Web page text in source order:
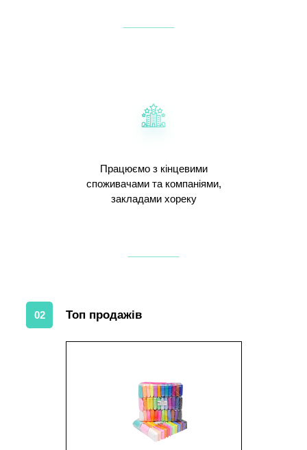
Працюємо з кінцевими
споживачами та компаніями,
закладами хореку
02 Топ продажів